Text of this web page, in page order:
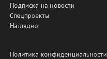
Подписка на новости
Спецпроекты
Наглядно
Политика конфиденциальности